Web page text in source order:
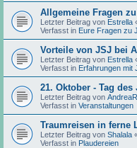
Allgemeine Fragen
Letzter Beitrag von Estrella
Verfasst in Eure Fragen zu
Vorteile von JSJ bei
Letzter Beitrag von Estrella
Verfasst in Erfahrungen mit
21. Oktober - Tag
Letzter Beitrag von AndreaR
Verfasst in Veranstaltungen
Traumreisen in ferne
Letzter Beitrag von Shalala
Verfasst in Plaudereien